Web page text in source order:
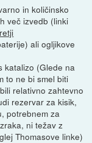
in količinsko
več izvedb (linki
ali ogljikove
katalizo (Glede na
to ne bi smel biti
relativno zahtevno
rezervar za kisik,
potrebnem za
ni težav z
Thomasove linke)